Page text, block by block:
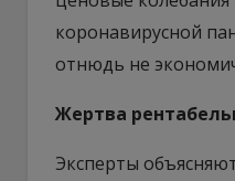
коронавирусной
отнюдь не
Жертва
Эксперты